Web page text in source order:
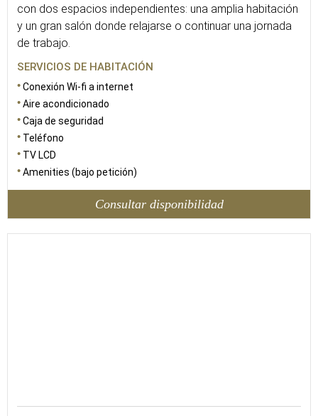
con dos espacios independientes: una amplia habitación
y un gran salón donde relajarse o continuar una jornada
de trabajo.
SERVICIOS DE HABITACIÓN
Conexión Wi-fi a internet
Aire acondicionado
Caja de seguridad
Teléfono
TV LCD
Amenities (bajo petición)
Consultar disponibilidad